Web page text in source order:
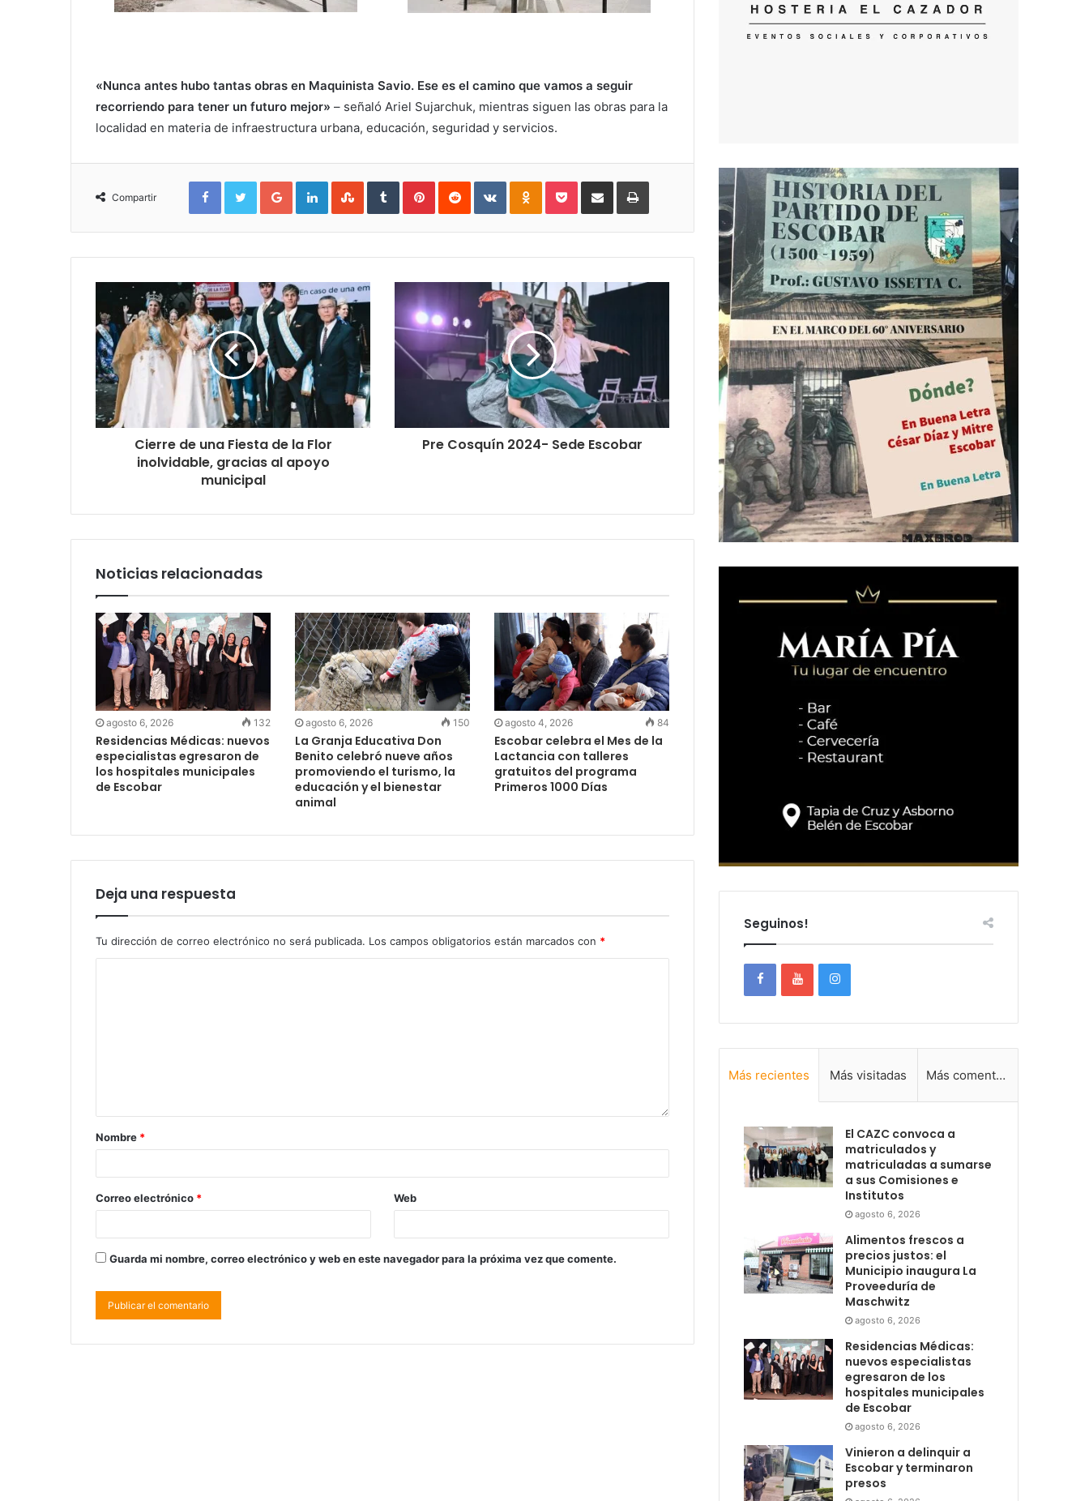
«Nunca antes hubo tantas obras en Maquinista Savio. Ese es el camino que vamos a seguir
recorriendo para tener un futuro mejor» – señaló Ariel Sujarchuk, mientras siguen las obras para la
localidad en materia de infraestructura urbana, educación, seguridad y servicios.
Compartir
FacebookTwitterGoogle+LinkedInStumbleUpon
TumblrPinterestReddit VKontakteOdnoklassniki
PocketCompartirImprimir
Cierre de una Fiesta de la Flor
inolvidable, gracias al apoyo
municipal
Pre Cosquín 2024- Sede Escobar
Noticias relacionadas
agosto 6, 2026 132
Residencias Médicas: nuevos
especialistas egresaron de
los hospitales municipales
de Escobar
agosto 6, 2026 150
La Granja Educativa Don
Benito celebró nueve años
promoviendo el turismo, la
educación y el bienestar
animal
agosto 4, 2026 84
Escobar celebra el Mes de la
Lactancia con talleres
gratuitos del programa
Primeros 1000 Días
Deja una respuesta
Tu dirección de correo electrónico no será publicada. Los campos obligatorios están marcados con *
Nombre *
Correo electrónico * Web
Guarda mi nombre, correo electrónico y web en este navegador para la próxima vez que comente.
Seguinos!
Más recientes Más visitadas Más comentadas
El CAZC convoca a
matriculados y
matriculadas a sumarse
a sus Comisiones e
Institutos
agosto 6, 2026
Alimentos frescos a
precios justos: el
Municipio inaugura La
Proveeduría de
Maschwitz
agosto 6, 2026
Residencias Médicas:
nuevos especialistas
egresaron de los
hospitales municipales
de Escobar
agosto 6, 2026
Vinieron a delinquir a
Escobar y terminaron
presos